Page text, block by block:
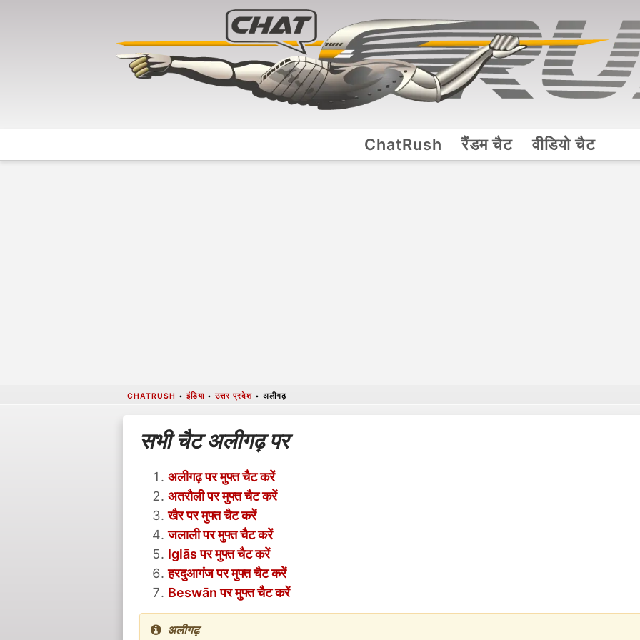
ChatRush रैंडम चैट वीडियो चैट
CHATRUSH •इंडिया•उत्तर प्रदेश• अलीगढ़
सभी चैट अलीगढ़ पर
अलीगढ़ पर मुफ्त चैट करें
अतरौली पर मुफ्त चैट करें
खैर पर मुफ्त चैट करें
जलाली पर मुफ्त चैट करें
Iglās पर मुफ्त चैट करें
हरदुआगंज पर मुफ्त चैट करें
Beswān पर मुफ्त चैट करें
अलीगढ़